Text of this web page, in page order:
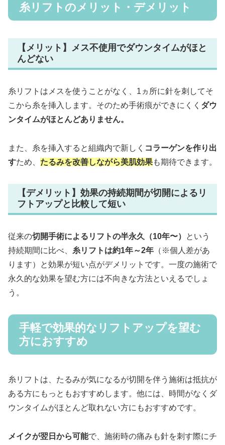
糸リフトのメリット・デメリット
【メリット】メス不使用でダウンタイムがほと
んどない
糸リフトはメスを使うことがなく、1ヵ所に針を刺してそ
こから糸を挿入します。そのため手術痕ができにくく ダウ
ンタイムがほとんどありません。
また、糸を挿入すると組織内で新しく コラーゲンを作り出
すため、 たるみを改善しながら美肌効果も期待できます。
【デメリット】効果の持続期間が切開によるリ
フトアップと比較して短い
従来の切開手術によるリフトの半永久（10年〜）
という
持続期間に比べ、
糸リフトは約1年～2年 （※個人差があ
ります）と効果が短い点がデメリットです。一度の施術で
永久的な効果を望む方には不向きな方法といえるでしょ
う。
手軽で効果的なリフトアップを望む
方におすすめ
糸リフトは、たるみが気になるが切開を伴う施術は抵抗が
ある方にもっともおすすめします。他には、時間がなくダ
ウンタイムがほとんど取れない方にもおすすめです。
メイクが翌日から可能で、施術時の痛みも針を刺す際にチ